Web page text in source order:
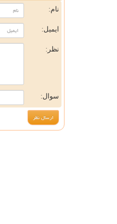
نام:
ایمیل:
نظر:
سوال: